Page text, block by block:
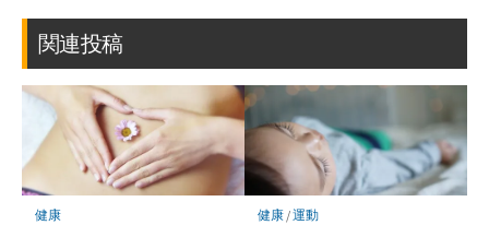
ク
ー
ク
に
保
存
関連投稿
健康 健康/運動